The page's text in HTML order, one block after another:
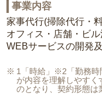
事業内容
家事代行(掃除代行・
オフィス・店舗・ビ
WEBサービスの開発
1「時給」※2「勤務
が内容を理解しやすく
のとなり、契約形態は